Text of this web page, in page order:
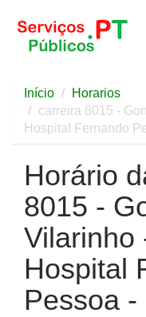
Início
Horarios
carreira 8015 -
Hospital Fernando
Horário
8015 -
Vilarinho
Hospital
Pessoa